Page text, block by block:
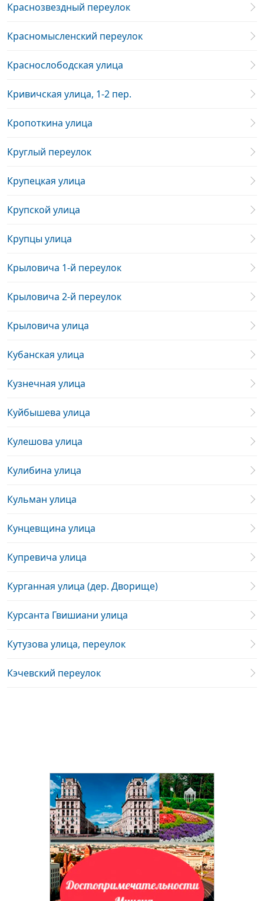
Краснозвездный переулок
Красномысленский переулок
Краснослободская улица
Кривичская улица, 1-2 пер.
Кропоткина улица
Круглый переулок
Крупецкая улица
Крупской улица
Крупцы улица
Крыловича 1-й переулок
Крыловича 2-й переулок
Крыловича улица
Кубанская улица
Кузнечная улица
Куйбышева улица
Кулешова улица
Кулибина улица
Кульман улица
Кунцевщина улица
Купревича улица
Курганная улица (дер. Дворище)
Курсанта Гвишиани улица
Кутузова улица, переулок
Кэчевский переулок